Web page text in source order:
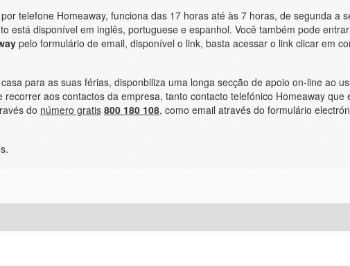
telefone Homeaway, funciona das 17 horas até às 7 horas, de segunda a
está disponível em inglês, portuguese e espanhol. Você também pode
pelo formulário de email, disponível o link, basta acessar o link clicar em
para as suas férias, disponbiliza uma longa secção de apoio on-line ao
aos contactos da empresa, tanto contacto telefónico Homeaway que
do número gratis 800 180 108, como email através do formulário